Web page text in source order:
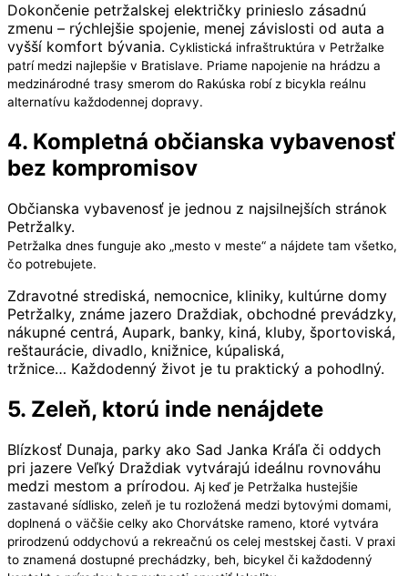
Dokončenie petržalskej električky prinieslo zásadnú
zmenu – rýchlejšie spojenie, menej závislosti od auta a
vyšší komfort bývania. Cyklistická infraštruktúra v Petržalke
patrí medzi najlepšie v Bratislave. Priame napojenie na hrádzu a
medzinárodné trasy smerom do Rakúska robí z bicykla reálnu
alternatívu každodennej dopravy.
4. Kompletná občianska vybavenosť
bez kompromisov
Občianska vybavenosť je jednou z najsilnejších stránok
Petržalky.
Petržalka dnes funguje ako „mesto v meste“ a nájdete tam všetko,
čo potrebujete.
Zdravotné strediská, nemocnice, kliniky, kultúrne domy
Petržalky, známe jazero Draždiak, obchodné prevádzky,
nákupné centrá, Aupark, banky, kiná, kluby, športoviská,
reštaurácie, divadlo, knižnice, kúpaliská,
tržnice… Každodenný život je tu praktický a pohodlný.
5. Zeleň, ktorú inde nenájdete
Blízkosť Dunaja, parky ako Sad Janka Kráľa či oddych
pri jazere Veľký Draždiak vytvárajú ideálnu rovnováhu
medzi mestom a prírodou. Aj keď je Petržalka hustejšie
zastavané sídlisko, zeleň je tu rozložená medzi bytovými domami,
doplnená o väčšie celky ako Chorvátske rameno, ktoré vytvára
prirodzenú oddychovú a rekreačnú os celej mestskej časti. V praxi
to znamená dostupné prechádzky, beh, bicykel či každodenný